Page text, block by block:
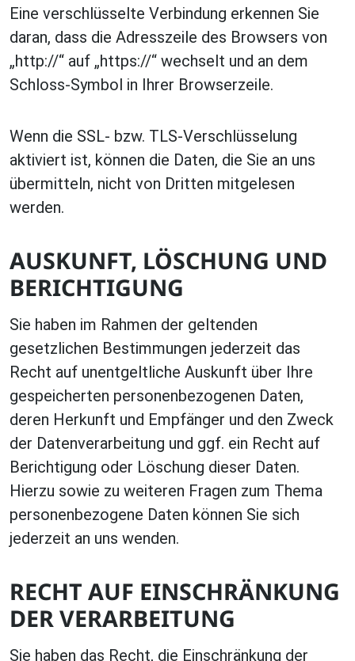
Eine verschlüsselte Verbindung erkennen Sie
daran, dass die Adresszeile des Browsers von
„http://“ auf „https://“ wechselt und an dem
Schloss-Symbol in Ihrer Browserzeile.
Wenn die SSL- bzw. TLS-Verschlüsselung
aktiviert ist, können die Daten, die Sie an uns
übermitteln, nicht von Dritten mitgelesen
werden.
AUSKUNFT, LÖSCHUNG UND
BERICHTIGUNG
Sie haben im Rahmen der geltenden
gesetzlichen Bestimmungen jederzeit das
Recht auf unentgeltliche Auskunft über Ihre
gespeicherten personenbezogenen Daten,
deren Herkunft und Empfänger und den Zweck
der Datenverarbeitung und ggf. ein Recht auf
Berichtigung oder Löschung dieser Daten.
Hierzu sowie zu weiteren Fragen zum Thema
personenbezogene Daten können Sie sich
jederzeit an uns wenden.
RECHT AUF EINSCHRÄNKUNG
DER VERARBEITUNG
Sie haben das Recht, die Einschränkung der